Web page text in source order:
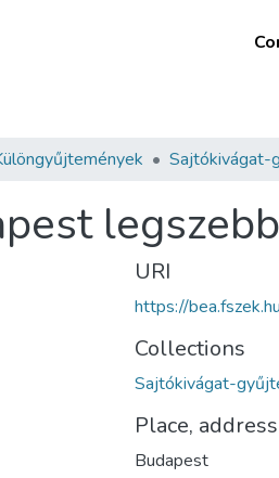
Sajtókivágat-
URI
https://
Collections
Sajtókivágat-
Place, address
Budapest